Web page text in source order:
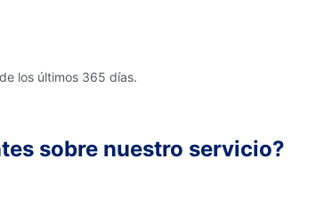
los últimos 365 días.
sobre nuestro servicio?